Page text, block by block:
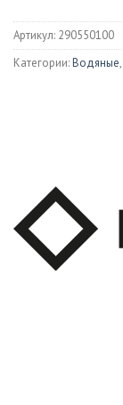
Артикул: 290550100
Категории:Водяные,